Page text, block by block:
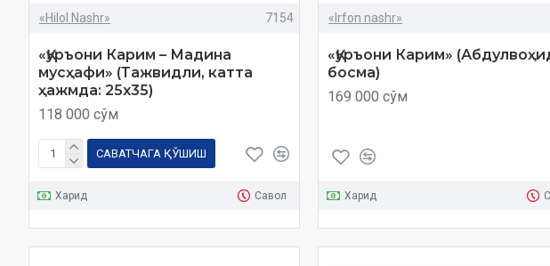
«Hilol Nashr» 7154
«Қуръони Карим – Мадина
мусҳафи» (Тажвидли, катта
ҳажмда: 25x35)
118 000 сўм
САВАТЧАГА ҚЎШИШ
Харид Савол
«Irfon nashr»
«Қуръони Карим»
босма)
169 000 сўм
Харид